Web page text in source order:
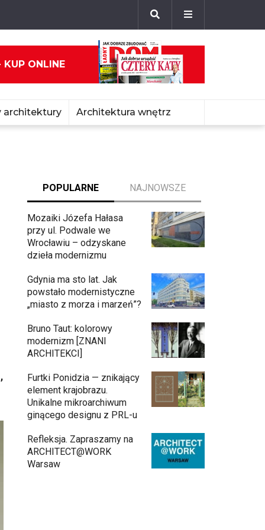
KUP ONLINE
architektury Architektura wnętrz
POPULARNE NAJNOWSZE
Mozaiki Józefa Hałasa
przy ul. Podwale we
Wrocławiu – odzyskane
dzieła modernizmu
Gdynia ma sto lat. Jak
powstało modernistyczne
„miasto z morza i marzeń”?
Bruno Taut: kolorowy
modernizm [ZNANI
ARCHITEKCI]
Furtki Ponidzia — znikający
element krajobrazu.
Unikalne mikroarchiwum
ginącego designu z PRL-u
Refleksja. Zapraszamy na
ARCHITECT@WORK
Warsaw